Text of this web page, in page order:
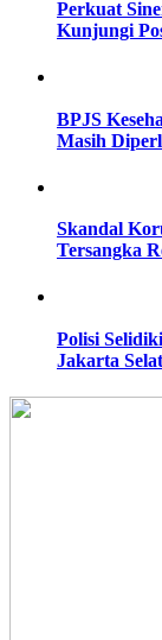
Perkuat
Kunjungi
BPJS
Masih
Skandal
Tersangka
Polisi
Jakarta